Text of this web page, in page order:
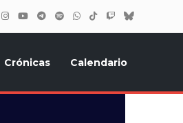
Crónicas Calendario